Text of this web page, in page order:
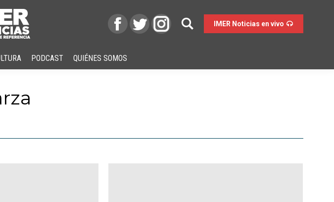
IMER Noticias en vivo
PODCAST QUIÉNES SOMOS